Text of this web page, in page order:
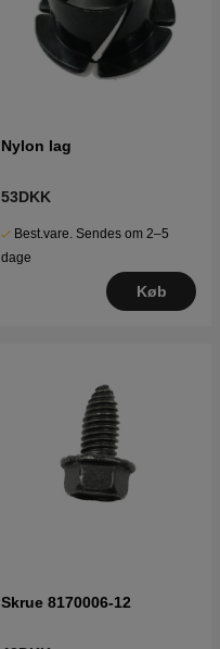
Nylon lag
53DKK
Best.vare. Sendes om 2–5
dage
Køb
Skrue 8170006-12